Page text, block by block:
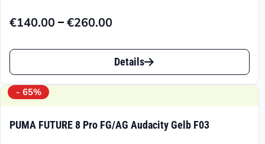
€140.00–€260.00
Preisspanne:
€260.00
Dieses
Produkt
weist
Details
- 65%
PUMA FUTURE 8 Pro FG/AG Audacity Gelb F03